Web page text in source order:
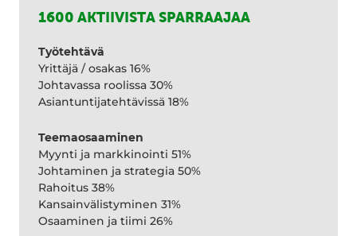
1600 AKTIIVISTA SPARRAAJAA
Työtehtävä
Yrittäjä / osakas 16%
Johtavassa roolissa 30%
Asiantuntijatehtävissä 18%
Teemaosaaminen
Myynti ja markkinointi 51%
Johtaminen ja strategia 50%
Rahoitus 38%
Kansainvälistyminen 31%
Osaaminen ja tiimi 26%